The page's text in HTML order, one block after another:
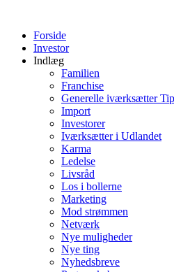
indholdForside
Investor
Indlæg
Familien
Franchise
Generelle iværksætter
Import
Investorer
Iværksætter i Udlandet
Karma
Ledelse
Livsråd
Los i bollerne
Marketing
Mod strømmen
Netværk
Nye muligheder
Nye ting
Nyhedsbreve